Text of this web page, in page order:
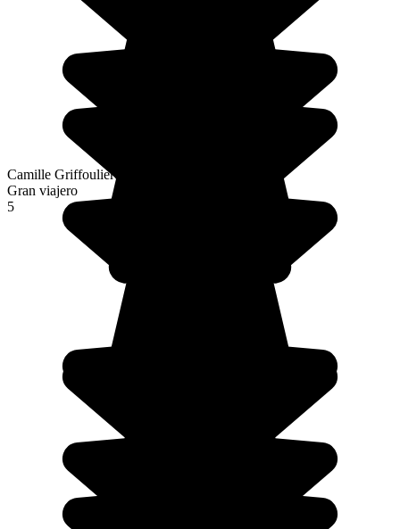
Camille Griffoulieres
Gran viajero
5